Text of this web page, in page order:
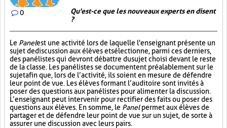
0
Qu'est-ce que les nouveaux experts en disent
?
Le Panelest une activité lors de laquelle l'enseignant présente un
sujet de discussion aux élèves et sélectionne, parmi ces derniers,
des panélistes qui devront débattre du sujet choisi devant le reste
de la classe. Les panélistes se documentent préalablement sur le
sujet afin que, lors de l’activité, ils soient en mesure de défendre
leur point de vue. Les élèves formant l’auditoire sont invités à
poser des questions aux panélistes pour alimenter la discussion.
L’enseignant peut intervenir pour rectifier des faits ou poser des
questions aux élèves. En somme, le Panelpermet aux élèves de
partager et de défendre leur point de vue sur un sujet, de sorte à
assurer une discussion avec leurs pairs.